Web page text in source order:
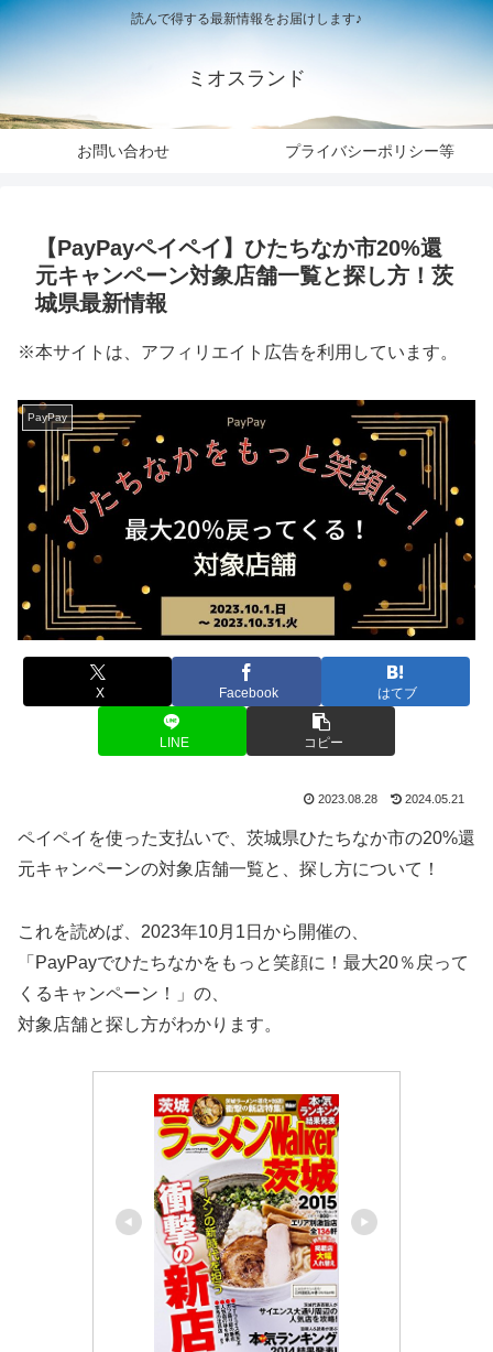
読んで得する最新情報をお届けします♪
ミオスランド
お問い合わせ プライバシーポリシー等
【PayPayペイペイ】ひたちなか市20%還
元キャンペーン対象店舗一覧と探し方！茨
城県最新情報
※本サイトは、アフィリエイト広告を利用しています。
PayPay
X Facebook はてブ
LINE コピー
2023.08.28 2024.05.21
ペイペイを使った支払いで、茨城県ひたちなか市の20%還
元キャンペーンの対象店舗一覧と、探し方について！
これを読めば、2023年10月1日から開催の、
「PayPayでひたちなかをもっと笑顔に！最大20％戻って
くるキャンペーン！」の、
対象店舗と探し方がわかります。